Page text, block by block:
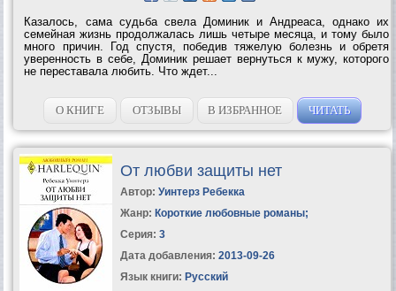
Казалось, сама судьба свела Доминик и Андреаса, однако их
семейная жизнь продолжалась лишь четыре месяца, и тому было
много причин. Год спустя, победив тяжелую болезнь и обретя
уверенность в себе, Доминик решает вернуться к мужу, которого
не переставала любить. Что ждет...
О КНИГЕ ОТЗЫВЫ В ИЗБРАННОЕ ЧИТАТЬ
От любви защиты нет
Автор: Уинтерз Ребекка
Жанр: Короткие любовные романы;
Серия: 3
Дата добавления: 2013-09-26
Язык книги: Русский